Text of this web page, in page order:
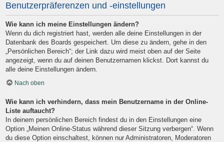
Benutzerpräferenzen und -einstellungen
Wie kann ich meine Einstellungen ändern?
Wenn du dich registriert hast, werden alle deine Einstellungen in der
Datenbank des Boards gespeichert. Um diese zu ändern, gehe in den
„Persönlichen Bereich“; der Link dazu wird meist oben auf der Seite
angezeigt, wenn du auf deinen Benutzernamen klickst. Dort kannst du
alle deine Einstellungen ändern.
Nach oben
Wie kann ich verhindern, dass mein Benutzername in der Online-
Liste auftaucht?
In deinem persönlichen Bereich findest du in den Einstellungen eine
Option „Meinen Online-Status während dieser Sitzung verbergen“. Wenn
du diese Option einschaltest, können nur Administratoren, Moderatoren